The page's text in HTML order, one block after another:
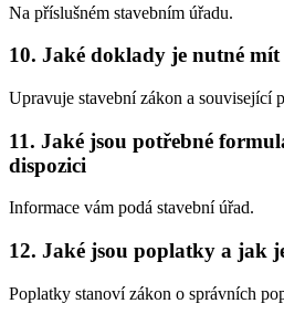
Na příslušném stavebním úřadu.
10. Jaké doklady je nutné mít
Upravuje stavební zákon a související
11. Jaké jsou potřebné
dispozici
Informace vám podá stavební úřad.
12. Jaké jsou poplatky a jak
Poplatky stanoví zákon o správních